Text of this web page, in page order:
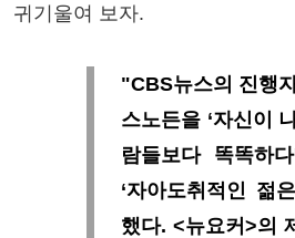
귀기울여 보자.
"CBS뉴스의 진행
스노든을 ‘자신이
람들보다 똑똑하
‘자아도취적인 젊
했다. <뉴요커>의